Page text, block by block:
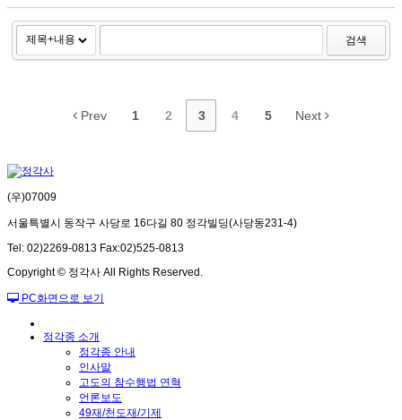
검색
Prev 1 2 3 4 5 Next
(우)07009
서울특별시 동작구 사당로 16다길 80 정각빌딩(사당동231-4)
Tel: 02)2269-0813 Fax:02)525-0813
Copyright © 정각사 All Rights Reserved.
PC화면으로 보기
정각종 소개
정각종 안내
인사말
고도의 참수행법 연혁
언론보도
49재/천도재/기제